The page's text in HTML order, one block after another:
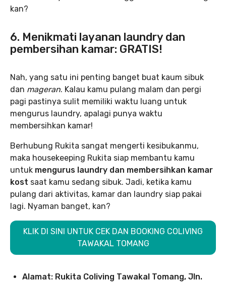
kan?
6. Menikmati layanan laundry dan
pembersihan kamar: GRATIS!
Nah, yang satu ini penting banget buat kaum sibuk
dan mageran. Kalau kamu pulang malam dan pergi
pagi pastinya sulit memiliki waktu luang untuk
mengurus laundry, apalagi punya waktu
membersihkan kamar!
Berhubung Rukita sangat mengerti kesibukanmu,
maka housekeeping Rukita siap membantu kamu
untuk mengurus laundry dan membersihkan kamar
kost saat kamu sedang sibuk. Jadi, ketika kamu
pulang dari aktivitas, kamar dan laundry siap pakai
lagi. Nyaman banget, kan?
KLIK DI SINI UNTUK CEK DAN BOOKING COLIVING
TAWAKAL TOMANG
Alamat: Rukita Coliving Tawakal Tomang, Jln.